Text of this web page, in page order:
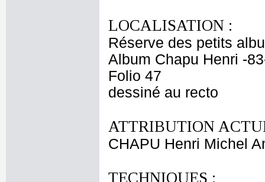
LOCALISATION :
Réserve des petits
Album Chapu Henri -
Folio 47
dessiné au recto
ATTRIBUTION
CHAPU Henri Michel
TECHNIQUES :